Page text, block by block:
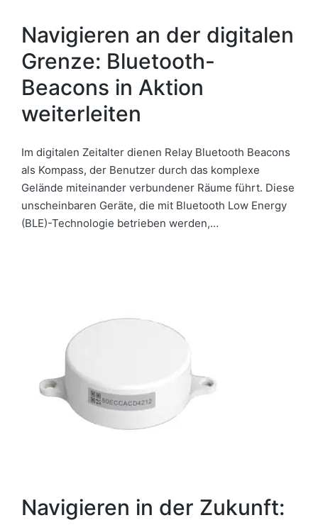
Navigieren an der digitalen
Grenze: Bluetooth-
Beacons in Aktion
weiterleiten
Im digitalen Zeitalter dienen Relay Bluetooth Beacons
als Kompass, der Benutzer durch das komplexe
Gelände miteinander verbundener Räume führt. Diese
unscheinbaren Geräte, die mit Bluetooth Low Energy
(BLE)-Technologie betrieben werden,…
Navigieren in der Zukunft: